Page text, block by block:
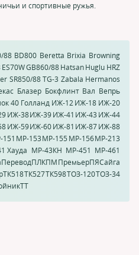
и спортивные ружья.
88 BD800 Beretta Brixia Browning
ES70WGB860/88HatsanHuglu HRZ
SR850/88 TG-3 Zabala Hermanos
Блазер Бокфлинт Вал Вепрь
40 Голланд ИЖ-12 ИЖ-18 ИЖ-20
ИЖ-38ИЖ-39ИЖ-41 ИЖ-43 ИЖ-44
ИЖ-59ИЖ-60ИЖ-81 ИЖ-87ИЖ-88
МР-153МР-155 МР-156МР-213
Хауда МР-43КН МР-451 МР-461
ПереводПЛКПМПремьерПЯСайга
ТК518ТК527ТК598ТОЗ-120ТОЗ-34
ТТ